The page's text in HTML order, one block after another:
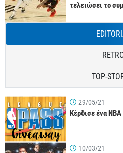
τελειώσει το
TOP-
29/05/21
Κέρδισε ένα
10/03/21